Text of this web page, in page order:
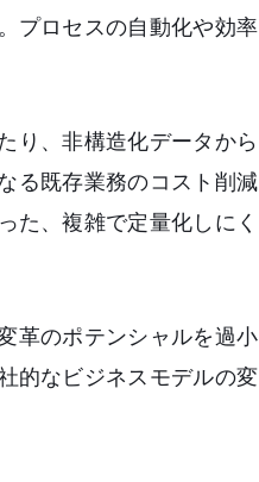
プロセスの自動化や効率
り、非構造化データから
る既存業務のコスト削減
た、複雑で定量化しにく
革のポテンシャルを過小
的なビジネスモデルの変